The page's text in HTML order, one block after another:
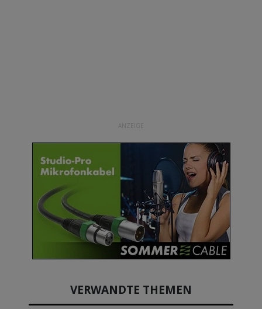
ANZEIGE
VERWANDTE THEMEN